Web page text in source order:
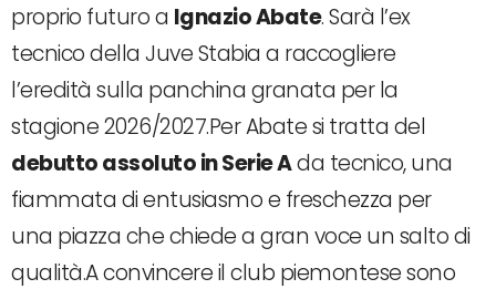
proprio futuro a Ignazio Abate. Sarà l’ex
tecnico della Juve Stabia a raccogliere
l’eredità sulla panchina granata per la
stagione 2026/2027.Per Abate si tratta del
debutto assoluto in Serie Ada tecnico, una
fiammata di entusiasmo e freschezza per
una piazza che chiede a gran voce un salto di
qualità.A convincere il club piemontese sono